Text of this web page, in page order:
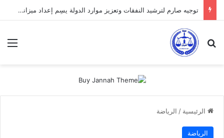
توجيه صارم لترشيد النفقات وتعزيز موارد الدولة يسِم إعداد ميزانية 2027
بحث عن
الرئيسية / الرياضة
الرياضة